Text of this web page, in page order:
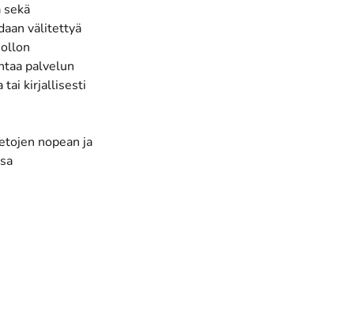
välitettyä
palvelun
tai kirjallisesti
nopean ja